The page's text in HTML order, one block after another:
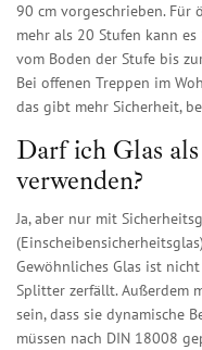
90 cm vorgeschrieben. Für
mehr als 20 Stufen kann
vom Boden der Stufe bis
Bei offenen Treppen im
das gibt mehr Sicherheit,
Darf ich Glas
verwenden?
Ja, aber nur mit
Gewöhnliches Glas ist
Splitter zerfällt. Außerdem
sein, dass sie dynamische
müssen nach DIN 18008